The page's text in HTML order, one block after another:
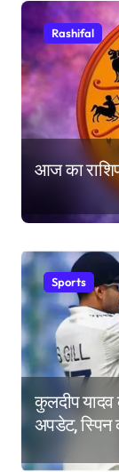
Rashifal
आज का
Sports
कुलदीप
अपडेट, स्पिन